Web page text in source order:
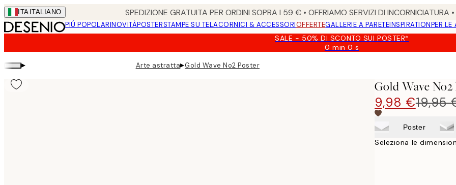
Skip
to
main
ITA ITALIANO SPEDIZIONE GRATUITA PER ORDINI SOPRA I 59 € • OFFRIAMO SERVIZI DI
PIÚ POPOLARINOVITÀPOSTERSTAMPE SU TELACORNICI & ACCESSORIOFFERTEGALLERIE A PARETEINSPIRATIONPER LE
SALE - 50% DI SCONTO SUI POSTER*
0 min0 s
Valido
▸ Arte astratta▸Gold Wave No2 Poster
Gold Wave No2
9,98 €19,95
Poster
Seleziona le